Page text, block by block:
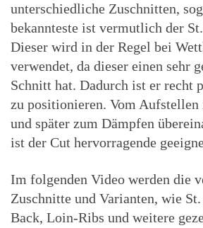
unterschiedliche Zuschnitten,
bekannteste ist vermutlich der
Dieser wird in der Regel bei
verwendet, da dieser einen sehr
Schnitt hat. Dadurch ist er recht
zu positionieren. Vom Aufstellen
und später zum Dämpfen
ist der Cut hervorragende
Im folgenden Video werden die
Zuschnitte und Varianten, wie
Back, Loin-Ribs und weitere